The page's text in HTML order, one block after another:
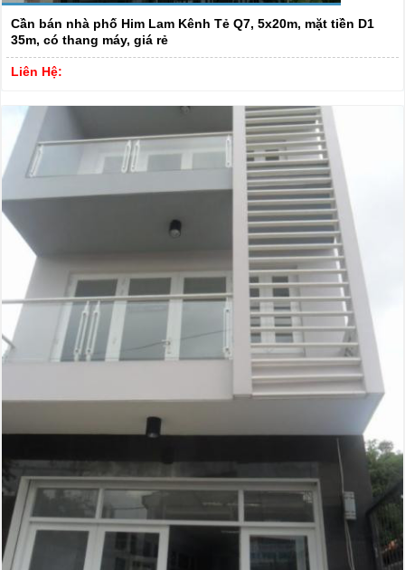
Cần bán nhà phố Him Lam Kênh Tẻ Q7, 5x20m, mặt tiền D1
35m, có thang máy, giá rẻ
Liên Hệ: